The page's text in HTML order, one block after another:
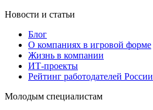
Новости и статьи
Блог
О компаниях в игровой форме
Жизнь в компании
ИТ-проекты
Рейтинг работодателей России
Молодым специалистам